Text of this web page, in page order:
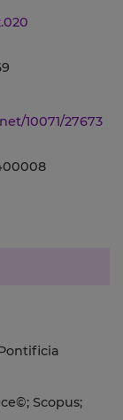
10071/27673
Scopus;